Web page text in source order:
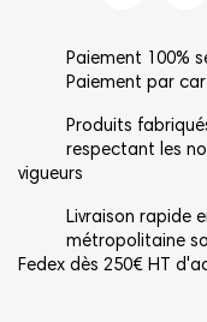
Paiement 100%
Paiement par
Produits
respectant les
vigueurs
Livraison rapide
métropolitaine
Fedex dès 250€ HT